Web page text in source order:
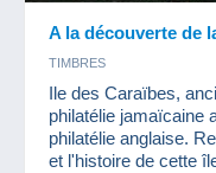
A la découverte de
TIMBRES
Ile des Caraïbes,
philatélie jamaïcaine
philatélie anglaise.
et l'histoire de cette